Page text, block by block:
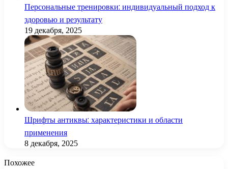
Персональные тренировки: индивидуальный подход к
здоровью и результату
19 декабря, 2025
Шрифты антиквы: характеристики и области
применения
8 декабря, 2025
Похожее